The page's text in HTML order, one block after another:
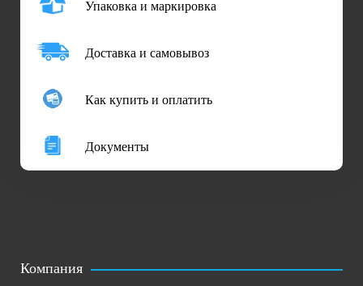
Упаковка и маркировка
Доставка и самовывоз
Как купить и оплатить
Документы
Компания